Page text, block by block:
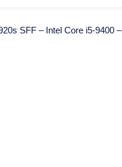
SFF – Intel Core i5-9400